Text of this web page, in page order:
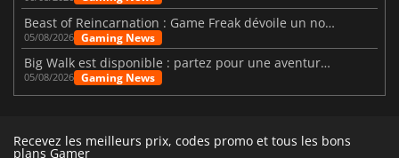
Beast of Reincarnation : Game Freak dévoile un nouveau pari
05/08/2026 Gaming News
Big Walk est disponible : partez pour une aventure entre amis
05/08/2026 Gaming News
Recevez les meilleurs prix, codes promo et tous les bons
plans Gamer